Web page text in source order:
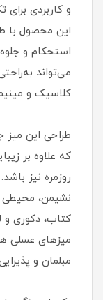
و کاربردی
این محصول با
استحکام و
می‌تواند
کلاسیک و
طراحی این میز
که علاوه بر
روزمره نیز
نشیمن، محیطی
کتاب، دکوری و
میزهای عسلی
مبلمان و